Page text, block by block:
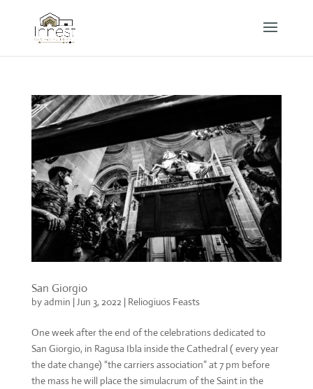
San Giorgio
byadmin |Jun 3, 2022 | Reliogiuos Feasts
One week after the end of the celebrations dedicated to
San Giorgio, in Ragusa Ibla inside the Cathedral ( every year
the date change) “the carriers association” at 7 pm before
the mass he will place the simulacrum of the Saint in the